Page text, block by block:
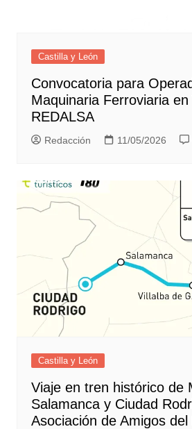
Castilla y León
Convocatoria para
Maquinaria Ferroviaria en
REDALSA
Redacción 11/05/2026
Castilla y León
Viaje en tren histórico de
Salamanca y Ciudad
Asociación de Amigos del